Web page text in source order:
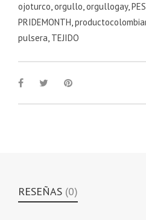
ojoturco,orgullo,orgullogay,
PRIDEMONTH,
pulsera, TEJIDO
RESEÑAS (0)